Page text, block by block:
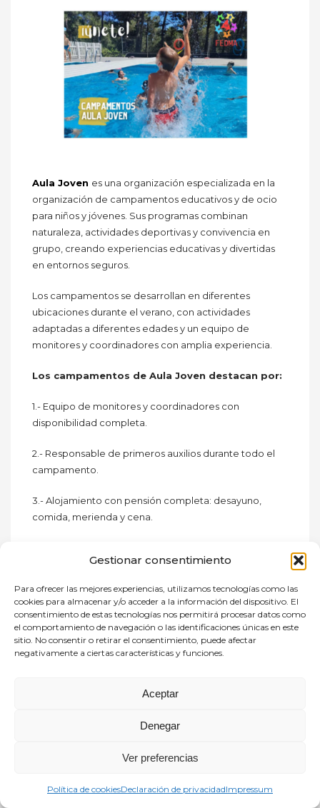
Gestionar consentimiento
Para ofrecer las mejores experiencias, utilizamos tecnologías como las
cookies para almacenar y/o acceder a la información del dispositivo. El
consentimiento de estas tecnologías nos permitirá procesar datos como
el comportamiento de navegación o las identificaciones únicas en este
sitio. No consentir o retirar el consentimiento, puede afectar
negativamente a ciertas características y funciones.
Aceptar
Denegar
Ver preferencias
Política de cookiesDeclaración de privacidadImpressum
Aula Joven es una organización especializada en la
organización de campamentos educativos y de ocio
para niños y jóvenes. Sus programas combinan
naturaleza, actividades deportivas y convivencia en
grupo, creando experiencias educativas y divertidas
en entornos seguros.
Los campamentos se desarrollan en diferentes
ubicaciones durante el verano, con actividades
adaptadas a diferentes edades y un equipo de
monitores y coordinadores con amplia experiencia.
Los campamentos de Aula Joven destacan por:
1.- Equipo de monitores y coordinadores con
disponibilidad completa.
2.- Responsable de primeros auxilios durante todo el
campamento.
3.- Alojamiento con pensión completa: desayuno,
comida, merienda y cena.
6.- Seguro de accidentes y responsabilidad civil.
7.- Blog diario para que las familias puedan seguir la
experiencia del campamento.
Campamento Joven – Piedralaves (Ávila)